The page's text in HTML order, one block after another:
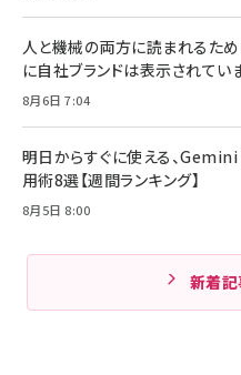
人と機械の両方に読まれるため
に自社ブランドは表示されてい
8月6日 7:04
明日からすぐに使える、
用術8選【週間ランキング】
8月5日 8:00
新着記